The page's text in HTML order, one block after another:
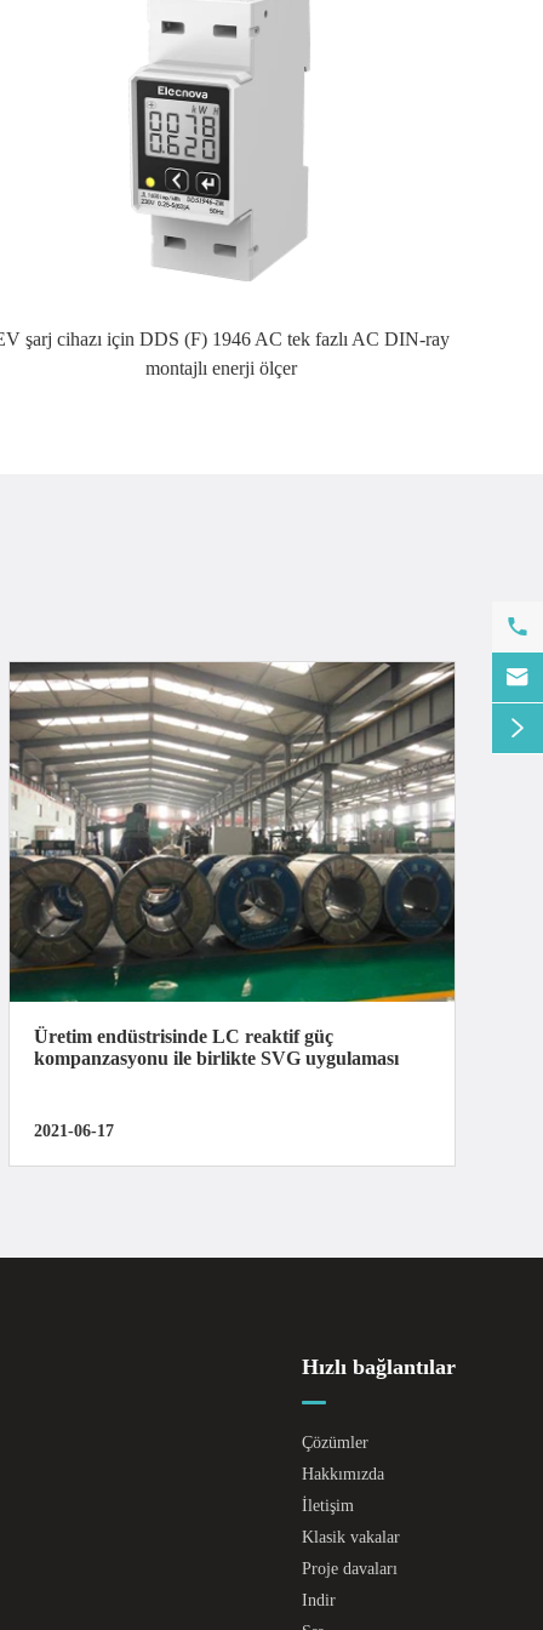
şarj cihazı için DDS (F) 1946 AC tek fazlı AC DIN-ray
montajlı enerji ölçer
Üretim endüstrisinde LC reaktif güç
kompanzasyonu ile birlikte SVG uygulaması
2021-06-17
Hızlı bağlantılar
Çözümler
Hakkımızda
İletişim
Klasik vakalar
Proje davaları
Indir


